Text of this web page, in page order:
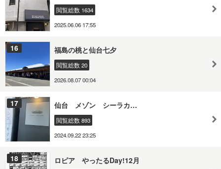
閲覧総数 1634
2025.06.06 17:55
16 福島の桃と仙台七夕
閲覧総数 20
2026.08.07 00:04
17 仙台 メゾン シーラカ…
閲覧総数 893
2024.09.22 23:25
18 ロピア やったるDay!12月